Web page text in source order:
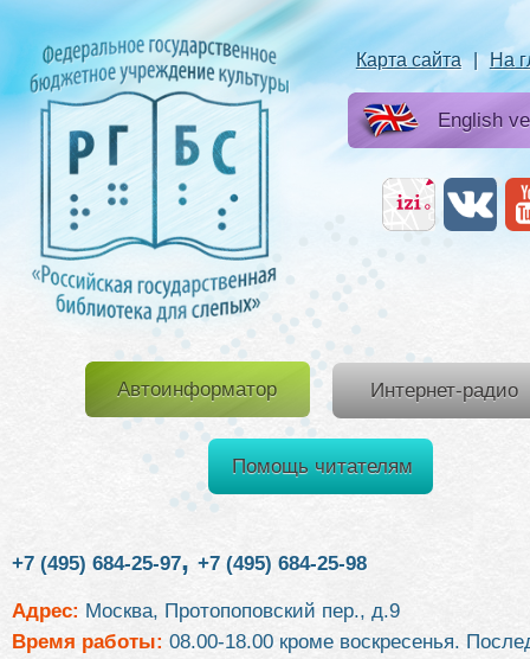
Карта сайта | На
English
Автоинформатор Интернет-радио
Помощь читателям
+7 (495) 684-25-97, +7 (495) 684-25-98
Адрес: Москва, Протопоповский пер., д.9
Время работы: 08.00-18.00 кроме воскресенья.